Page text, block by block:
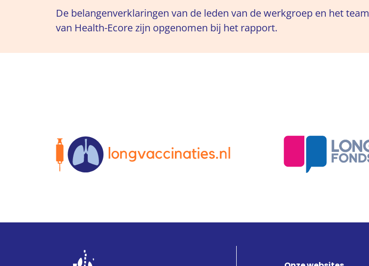
De belangenverklaringen van de leden van de werkgroep en het team
van Health-Ecore zijn opgenomen bij het rapport.